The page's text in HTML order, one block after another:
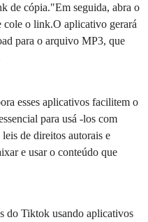
de cópia."Em seguida, abra o
o link.O aplicativo gerará
para o arquivo MP3, que
esses aplicativos facilitem o
para usá -los com
de direitos autorais e
e usar o conteúdo que
do Tiktok usando aplicativos